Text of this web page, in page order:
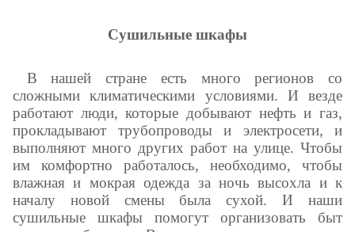
Сушильные шкафы
В нашей стране есть много регионов со
сложными климатическими условиями. И везде
работают люди, которые добывают нефть и газ,
прокладывают трубопроводы и электросети, и
выполняют много других работ на улице. Чтобы
им комфортно работалось, необходимо, чтобы
влажная и мокрая одежда за ночь высохла и к
началу новой смены была сухой. И наши
сушильные шкафы помогут организовать быт